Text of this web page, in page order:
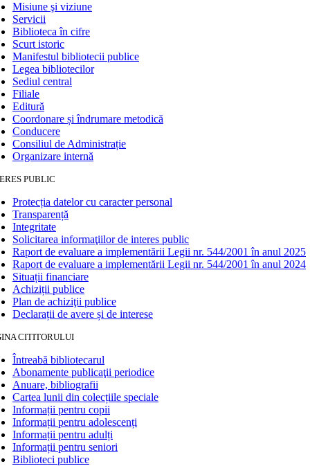
Misiune şi viziune
Servicii
Biblioteca în cifre
Scurt istoric
Manifestul bibliotecii publice
Legea bibliotecilor
Sediul central
Filiale
Editură
Coordonare și îndrumare metodică
Conducere
Consiliul de Administrație
Organizare internă
PUBLIC
Protecția datelor cu caracter personal
Transparență
Integritate
Solicitarea informaţiilor de interes public
Raport de evaluare a implementării Legii nr. 544/2001 în anul 2025
Raport de evaluare a implementării Legii nr. 544/2001 în anul 2024
Situații financiare
Achiziții publice
Plan de achiziţii publice
Declarații de avere și de interese
CITITORULUI
Întreabă bibliotecarul
Abonamente publicaţii periodice
Anuare, bibliografii
Cartea lunii din colecțiile speciale
Informații pentru copii
Informații pentru adolescenți
Informații pentru adulți
Informații pentru seniori
Biblioteci publice